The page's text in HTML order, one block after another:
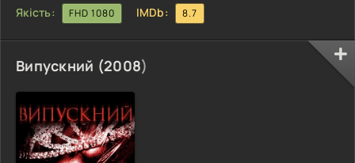
Якість: FHD 1080 IMDb: 8.7
Випускний (2008)